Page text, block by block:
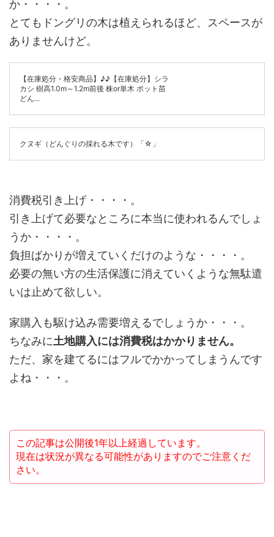
か・・・・。
とてもドングリの木は植えられるほど、スペースが
ありませんけど。
【在庫処分・格安商品】♪♪【在庫処分】シラ
カシ 樹高1.0m～1.2m前後 株or単木 ポット苗
どん...
クヌギ（どんぐりの採れる木です）「☆」
消費税引き上げ・・・・。
引き上げて必要なところに本当に使われるんでしょ
うか・・・・。
負担ばかりが増えていくだけのような・・・・。
必要の無い方の生活保護に消えていくような無駄遣
いは止めて欲しい。
家購入も駆け込み需要増えるでしょうか・・・。
ちなみに土地購入には消費税はかかりません。
ただ、家を建てるにはフルでかかってしまうんです
よね・・・。
この記事は公開後1年以上経過しています。
現在は状況が異なる可能性がありますのでご注意くだ
さい。